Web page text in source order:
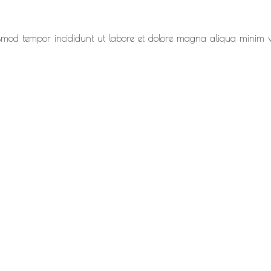
tempor incididunt ut labore et dolore magna aliqua minim